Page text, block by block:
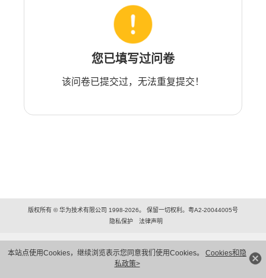
本站点使用Cookies，继续浏览表示您同意我们使用Cookies。 Cookies和隐
私政策>
您已填写过问卷
该问卷已提交过，无法重复提交！
版权所有 © 华为技术有限公司 1998-2026。 保留一切权利。粤A2-20044005号
隐私保护
法律声明